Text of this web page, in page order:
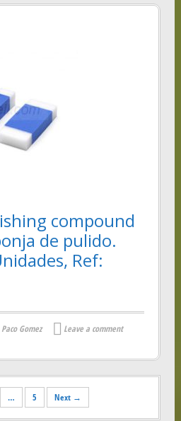
compound
de pulido.
Ref:
Paco Gomez Leave a comment
… 5 Next →